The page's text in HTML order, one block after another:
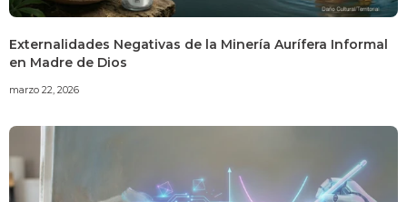
Externalidades Negativas de la Minería Aurífera Informal
en Madre de Dios
marzo 22, 2026